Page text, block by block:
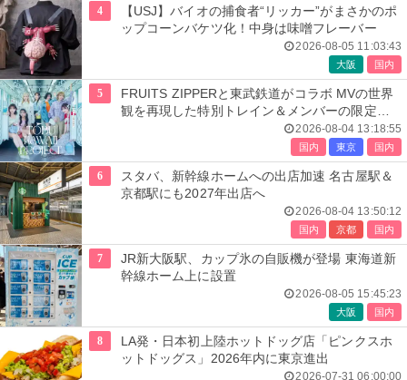
4
【USJ】バイオの捕食者“リッカー”がまさかのポ
ップコーンバケツ化！中身は味噌フレーバー
2026-08-05 11:03:43
大阪 国内
5
FRUITS ZIPPERと東武鉄道がコラボ MVの世界
観を再現した特別トレイン＆メンバーの限定ア
2026-08-04 13:18:55
国内 東京 国内
6
スタバ、新幹線ホームへの出店加速 名古屋駅＆
京都駅にも2027年出店へ
2026-08-04 13:50:12
国内 京都 国内
7
JR新大阪駅、カップ氷の自販機が登場 東海道新
幹線ホーム上に設置
2026-08-05 15:45:23
大阪 国内
8
LA発・日本初上陸ホットドッグ店「ピンクスホ
ットドッグス」2026年内に東京進出
2026-07-31 06:00:00